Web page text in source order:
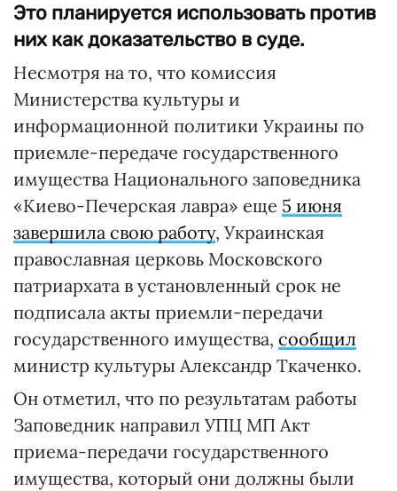
Это планируется использовать против
них как доказательство в суде.
Несмотря на то, что комиссия
Министерства культуры и
информационной политики Украины по
приемле-передаче государственного
имущества Национального заповедника
«Киево-Печерская лавра» еще 5 июня
завершила свою работу, Украинская
православная церковь Московского
патриархата в установленный срок не
подписала акты приемли-передачи
государственного имущества, сообщил
министр культуры Александр Ткаченко.
Он отметил, что по результатам работы
Заповедник направил УПЦ МП Акт
приема-передачи государственного
имущества, который они должны были